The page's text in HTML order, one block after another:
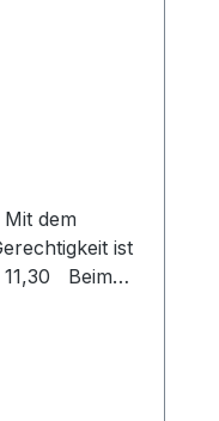
ist
11,30 Beim
von